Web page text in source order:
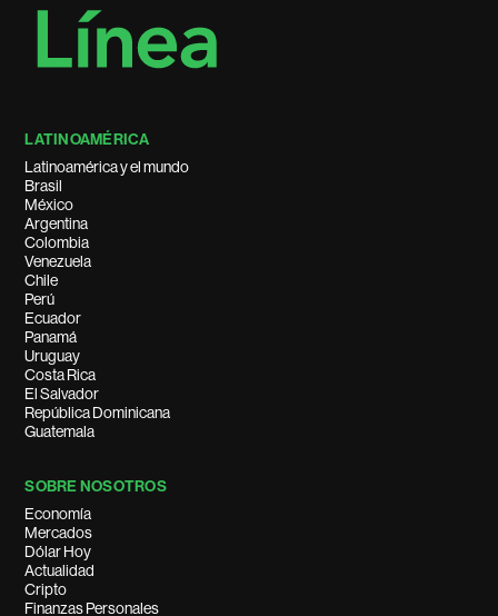
LATINOAMÉRICA
Latinoamérica y el mundo
Brasil
México
Argentina
Colombia
Venezuela
Chile
Perú
Ecuador
Panamá
Uruguay
Costa Rica
El Salvador
República Dominicana
Guatemala
SOBRE NOSOTROS
Economía
Mercados
Dólar Hoy
Actualidad
Cripto
Finanzas Personales